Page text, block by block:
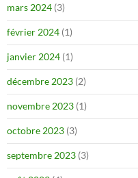
mars 2024 (3)
février 2024 (1)
janvier 2024 (1)
décembre 2023 (2)
novembre 2023 (1)
octobre 2023 (3)
septembre 2023 (3)